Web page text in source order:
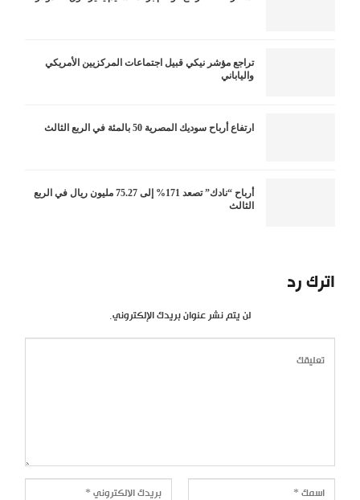
تراجع مؤشر نيكي قبيل اجتماعات المركزيين الأمريكي
والياباني
ارتفاع أرباح سوديك المصرية 50 بالمئة في الربع الثالث
أرباح “نادك” تصعد 171% إلى 75.27 مليون ريال في الربع
الثالث
اترك رد
لن يتم نشر عنوان بريدك الإلكتروني.